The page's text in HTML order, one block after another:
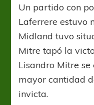
Un partido con
Laferrere estuvo
Midland tuvo
Mitre tapó la
Lisandro Mitre
mayor cantidad
invicta.